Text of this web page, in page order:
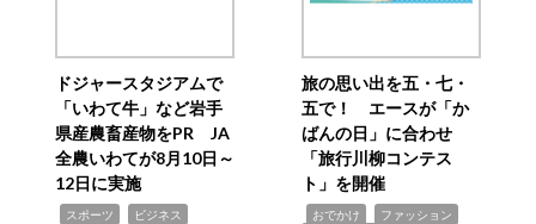
ドジャースタジアムで
「いわて牛」など岩手
県産農畜産物をPR JA
全農いわてが8月10日～
12日に実施
スポーツ ビジネス
旅の思い出を五・七・
五で！ エースが「か
ばんの日」に合わせ
「旅行川柳コンテス
ト」を開催
おでかけ ファッション